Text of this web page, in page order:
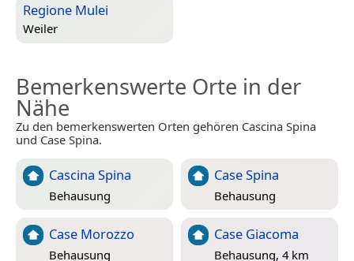
Regione Mulei
Weiler
Bemerkenswerte Orte in der
Nähe
Zu den bemerkenswerten Orten gehören Cascina Spina
und Case Spina.
Cascina Spina
Behausung
Case Spina
Behausung
Case Morozzo
Behausung
Case Giacoma
Behausung, 4 km